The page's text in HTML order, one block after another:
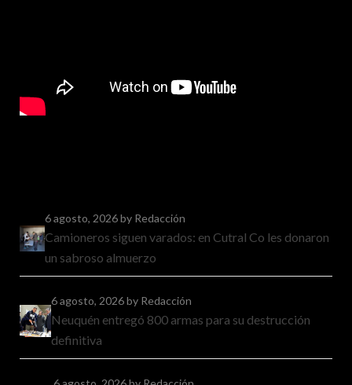
6 agosto, 2026by Redacción
Camioneros siguen varados: en Cutral Co les donaron
un sabroso almuerzo
6 agosto, 2026by Redacción
Neuquén entregó 800 armas para su destrucción
definitiva